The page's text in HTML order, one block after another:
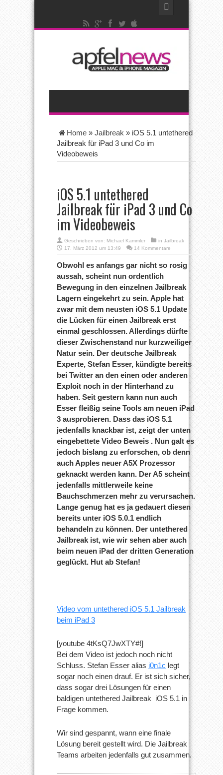
Home » Jailbreak » iOS 5.1 untethered
Jailbreak für iPad 3 und Co im
Videobeweis
iOS 5.1 untethered
Jailbreak für iPad 3 und Co
im Videobeweis
Geschrieben von: Michael Kammler in Jailbreak
17. März 2012 um 13:49
14 Kommentare
Obwohl es anfangs gar nicht so rosig
aussah, scheint nun ordentlich
Bewegung in den einzelnen Jailbreak
Lagern eingekehrt zu sein. Apple hat
zwar mit dem neusten iOS 5.1 Update
die Lücken für einen Jailbreak erst
einmal geschlossen. Allerdings dürfte
dieser Zwischenstand nur kurzweiliger
Natur sein. Der deutsche Jailbreak
Experte, Stefan Esser, kündigte bereits
bei Twitter an den einen oder anderen
Exploit noch in der Hinterhand zu
haben. Seit gestern kann nun auch
Esser fleißig seine Tools am neuen iPad
3 ausprobieren. Dass das iOS 5.1
jedenfalls knackbar ist, zeigt der unten
eingebettete Video Beweis . Nun galt es
jedoch bislang zu erforschen, ob denn
auch Apples neuer A5X Prozessor
geknackt werden kann. Der A5 scheint
jedenfalls mittlerweile keine
Bauchschmerzen mehr zu verursachen.
Lange genug hat es ja gedauert diesen
bereits unter iOS 5.0.1 endlich
behandeln zu können. Der untethered
Jailbreak ist, wie wir sehen aber auch
beim neuen iPad der dritten Generation
geglückt. Hut ab Stefan!
Video vom untethered iOS 5.1 Jailbreak
beim iPad 3
[youtube 4tKsQ7JwXTY#!]
Bei dem Video ist jedoch noch nicht
Schluss. Stefan Esser alias i0n1c legt
sogar noch einen drauf. Er ist sich sicher,
dass sogar drei Lösungen für einen
baldigen untethered Jailbreak iOS 5.1 in
Frage kommen.
Wir sind gespannt, wann eine finale
Lösung bereit gestellt wird. Die Jailbreak
Teams arbeiten jedenfalls gut zusammen.